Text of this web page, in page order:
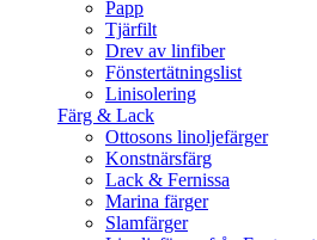
Papp
Tjärfilt
Drev av linfiber
Fönstertätningslist
Linisolering
Färg & Lack
Ottosons linoljefärger
Konstnärsfärg
Lack & Fernissa
Marina färger
Slamfärger